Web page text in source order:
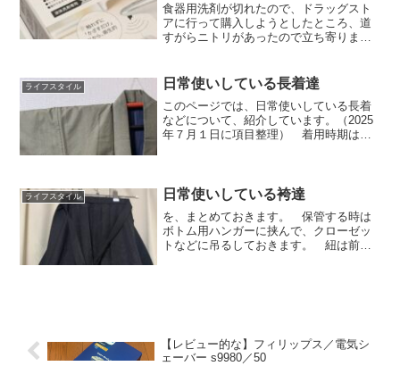
食器用洗剤が切れたので、ドラッグスト
アに行って購入しようとしたところ、道
すがらニトリがあったので立ち寄りまし
ました。センサー付きディスペンサー
結構、ツヤがあって水垢と...
ライフスタイル 日常使いしている長着達
このページでは、日常使いしている長着
などについて、紹介しています。（2025
年７月１日に項目整理） 着用時期は、
は、生地の厚みや仕立...
ライフスタイル 日常使いしている袴達
を、まとめておきます。 保管する時は
ボトム用ハンガーに挟んで、クローゼッ
トなどに吊るしておきます。 紐は前紐
【レビュー的な】フィリップス／電気シ
ェーバー s9980／50